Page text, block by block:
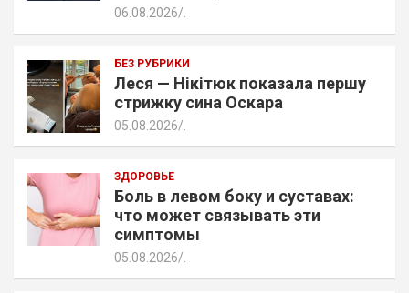
06.08.2026
БЕЗ РУБРИКИ
Леся — Нікітюк показала першу
стрижку сина Оскара
05.08.2026
ЗДОРОВЬЕ
Боль в левом боку и суставах:
что может связывать эти
симптомы
05.08.2026